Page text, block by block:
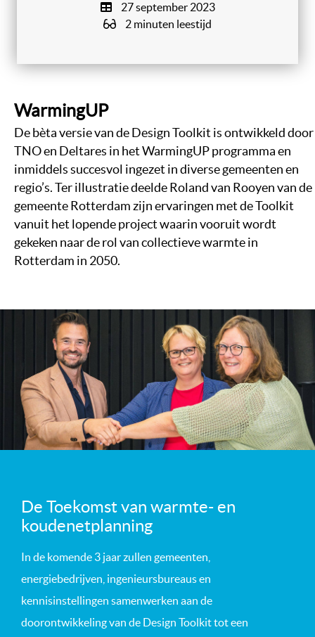
27 september 2023
2 minuten leestijd
WarmingUP
De bèta versie van de Design Toolkit is ontwikkeld door
TNO en Deltares in het WarmingUP programma en
inmiddels succesvol ingezet in diverse gemeenten en
regio’s. Ter illustratie deelde Roland van Rooyen van de
gemeente Rotterdam zijn ervaringen met de Toolkit
vanuit het lopende project waarin vooruit wordt
gekeken naar de rol van collectieve warmte in
Rotterdam in 2050.
De Toekomst van warmte- en
koudenetplanning
In de komende 3 jaar zullen gemeenten,
energiebedrijven, ingenieursbureaus en
kennisinstellingen samenwerken aan de
doorontwikkeling van de Design Toolkit tot een